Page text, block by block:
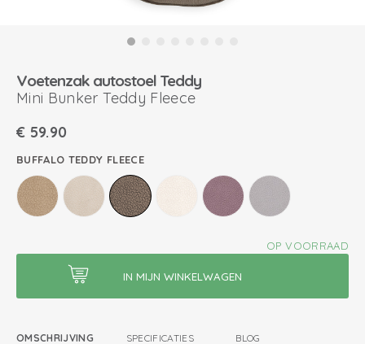
Voetenzak autostoel Teddy
Mini Bunker Teddy Fleece
€ 59.90
BUFFALO TEDDY FLEECE
OP VOORRAAD
OMSCHRIJVING SPECIFICATIES BLOG